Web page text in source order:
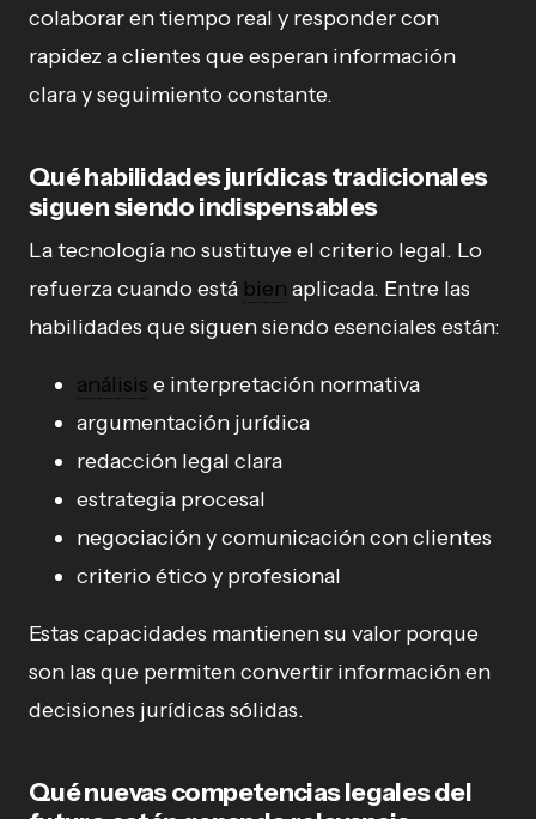
colaborar en tiempo real y responder con
rapidez a clientes que esperan información
clara y seguimiento constante.
Qué habilidades jurídicas tradicionales
siguen siendo indispensables
La tecnología no sustituye el criterio legal. Lo
refuerza cuando está bien aplicada. Entre las
habilidades que siguen siendo esenciales están:
análisis e interpretación normativa
argumentación jurídica
redacción legal clara
estrategia procesal
negociación y comunicación con clientes
criterio ético y profesional
Estas capacidades mantienen su valor porque
son las que permiten convertir información en
decisiones jurídicas sólidas.
Qué nuevas competencias legales del